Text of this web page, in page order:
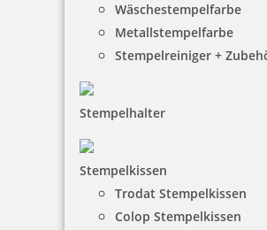
Wäschestempelfarbe
Metallstempelfarbe
Stempelreiniger +
Stempelhalter
Stempelkissen
Trodat Stempelkissen
Colop Stempelkissen
22,05 €
Jetzt gestalten